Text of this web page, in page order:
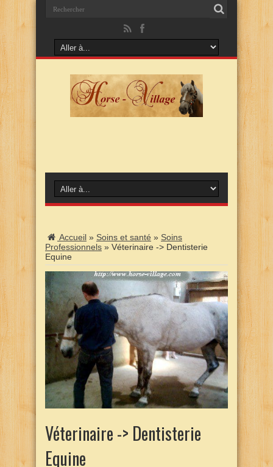
Accueil » Soins et santé » Soins
Professionnels » Véterinaire -> Dentisterie
Equine
Véterinaire -> Dentisterie
Equine